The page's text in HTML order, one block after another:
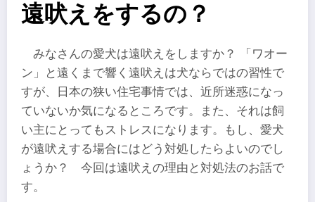
遠吠えをするの？
みなさんの愛犬は遠吠えをしますか？ 「ワオー
ン」と遠くまで響く遠吠えは犬ならではの習性で
すが、日本の狭い住宅事情では、近所迷惑になっ
ていないか気になるところです。また、それは飼
い主にとってもストレスになります。もし、愛犬
が遠吠えする場合にはどう対処したらよいのでし
ょうか？ 今回は遠吠えの理由と対処法のお話で
す。